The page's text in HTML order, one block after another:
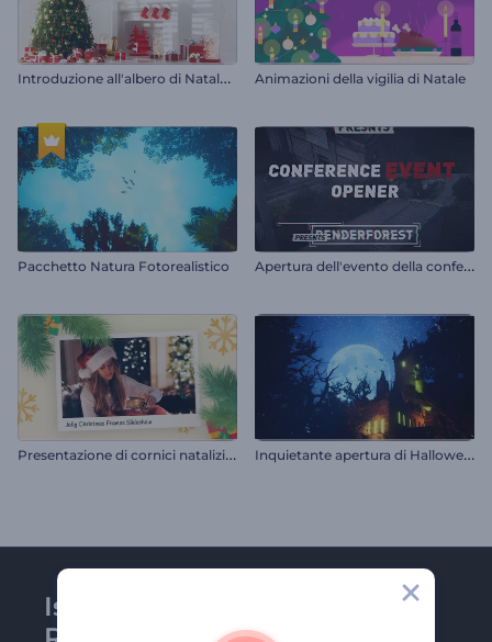
I
ntroduzione all'albero di Natale decorato Animazioni della vigilia di Natale
Pacchetto Natura Fotorealistico A
pertura dell'evento della conferenza
P
resentazione di cornici natalizie allegre I
nquietante apertura di Halloween
Iscriviti alla newsletter di